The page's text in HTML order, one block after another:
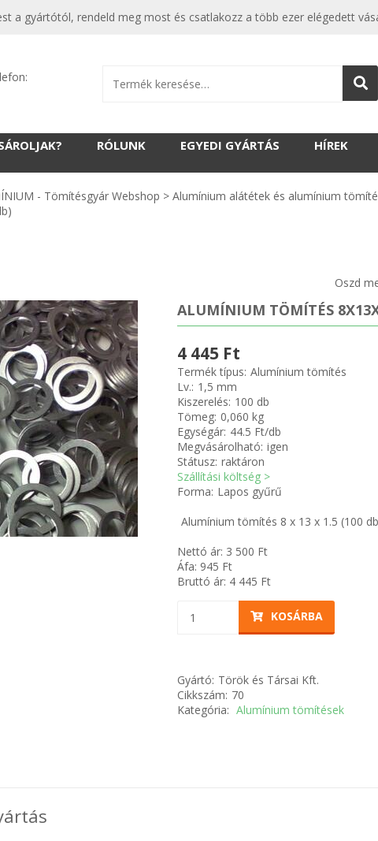
a gyártótól, rendeld meg most és csatlakozz a több ezer elégedett
RÓLUNK EGYEDI GYÁRTÁS HÍREK
- Tömítésgyár Webshop > Alumínium alátétek és alumínium
Oszd
ALUMÍNIUM TÖMÍTÉS
4 445 Ft
Termék típus: Alumínium tömítés
Lv.: 1,5 mm
Kiszerelés: 100 db
Tömeg: 0,060 kg
Egységár: 44.5 Ft/db
Megvásárolható: igen
Státusz: raktáron
Szállítási költség >
Forma: Lapos gyűrű
Alumínium tömítés 8 x 13 x 1.5 (100
Nettó ár: 3 500 Ft
Áfa: 945 Ft
Bruttó ár: 4 445 Ft
KOSÁRBA
Gyártó: Török és Társai Kft.
Cikkszám: 70
Kategória: Alumínium tömítések